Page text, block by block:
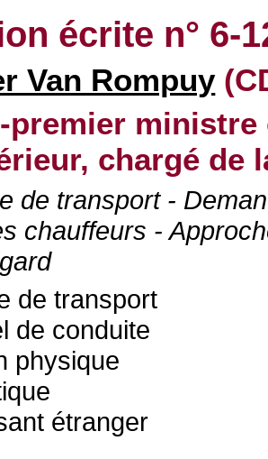
écrite n° 6-
Van Rompuy
premier
chargé de
de transport -
chauffeurs -
de transport
de conduite
physique
étranger